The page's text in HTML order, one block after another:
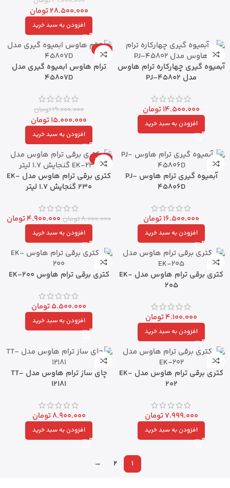
28.500.000تومان
افزودن به سبد خرید
آبمیوه گیری چهارکاره ترام هاوس
مدل PJ-45802
14.500.000تومان
افزودن به سبد خرید
-21%
ترام هاوس ابمیوه گیری مدل
45807D
19.000.000تومان
15.000.000تومان
افزودن به سبد خرید
آبمیوه گیری ترام هاوس PJ-
45806D
16.500.000تومان
افزودن به سبد خرید
-39%
کتری برقی ترام هاوس مدل EK-
230 گنجایش 1.7 لیتر
8.000.000تومان 4.900.000تومان
افزودن به سبد خرید
کتری برقی ترام هاوس مدل EK-
205
4.100.000تومان
افزودن به سبد خرید
کتری برقی ترام هاوس EK-200
5.500.000تومان
افزودن به سبد خرید
کتری برقی ترام هاوس مدل EK-
202
7.999.000تومان
افزودن به سبد خرید
چای ساز ترام هاوس مدل TT-
12181
8.900.000تومان
افزودن به سبد خرید
1
2
→